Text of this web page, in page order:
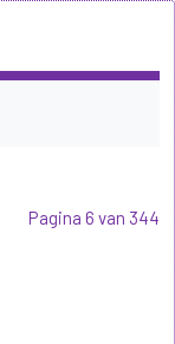
Pagina 6 van 344